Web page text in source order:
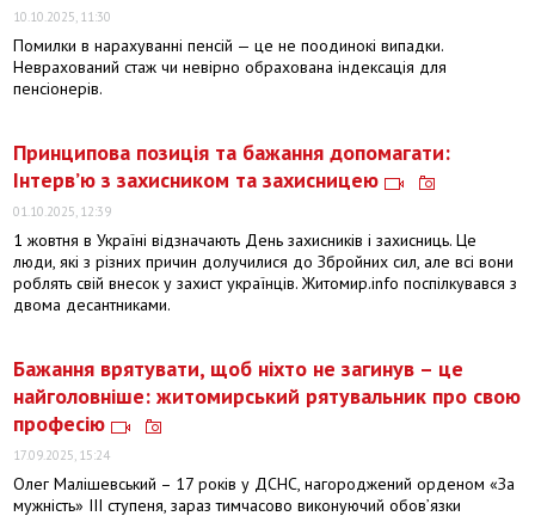
10.10.2025, 11:30
Помилки в нарахуванні пенсій — це не поодинокі випадки.
Неврахований стаж чи невірно обрахована індексація для
пенсіонерів.
Принципова позиція та бажання допомагати:
Інтерв’ю з захисником та захисницею
01.10.2025, 12:39
1 жовтня в Україні відзначають День захисників і захисниць. Це
люди, які з різних причин долучилися до Збройних сил, але всі вони
роблять свій внесок у захист українців. Житомир.info поспілкувався з
двома десантниками.
Бажання врятувати, щоб ніхто не загинув – це
найголовніше: житомирський рятувальник про свою
професію
17.09.2025, 15:24
Олег Малішевський – 17 років у ДСНС, нагороджений орденом «За
мужність» III ступеня, зараз тимчасово виконуючий обовʼязки